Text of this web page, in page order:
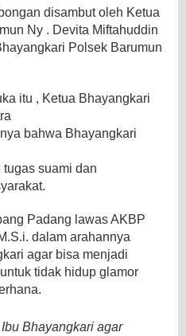
disambut oleh Ketua
Ny . Devita Miftahuddin
Polsek Barumun
itu , Ketua Bhayangkari
bahwa Bhayangkari
suami dan
Padang lawas AKBP
dalam arahannya
agar bisa menjadi
tidak hidup glamor
Bhayangkari agar